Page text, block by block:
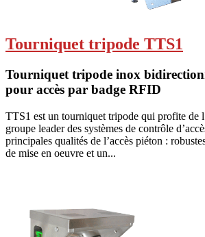
Tourniquet tripode TTS1
Tourniquet tripode inox
pour accès par badge RFID
TTS1 est un tourniquet tripode qui profite de
groupe leader des systèmes de contrôle
principales qualités de l’accès piéton :
de mise en oeuvre et un...